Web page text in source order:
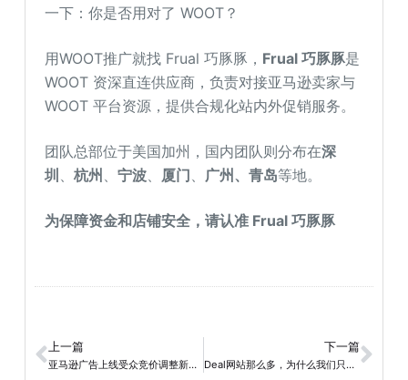
一下：你是否用对了 WOOT？
用WOOT推广就找 Frual 巧豚豚， Frual 巧豚豚是
WOOT 资深直连供应商，负责对接亚马逊卖家与
WOOT 平台资源，提供合规化站内外促销服务。
团队总部位于美国加州，国内团队则分布在深
圳 、杭州 、宁波、 厦门、 广州、青岛等地。
为保障资金和店铺安全，请认准 Frual 巧豚豚
上一篇
亚马逊广告上线受众竞价调整新功能，卖家可抢先布局！
下一篇
Deal网站那么多，为什么我们只推荐 WOOT？从渠道属性看站外引流ROI